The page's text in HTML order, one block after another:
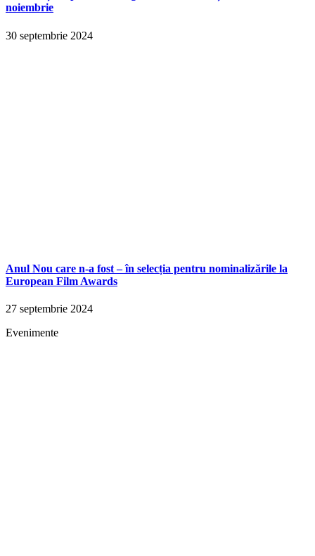
noiembrie
30 septembrie 2024
Anul Nou care n-a fost – în selecția pentru nominalizările la
European Film Awards
27 septembrie 2024
Evenimente